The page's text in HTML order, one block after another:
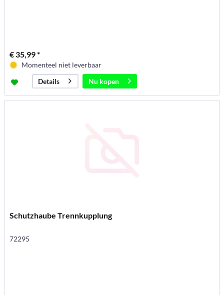
€ 35,99 *
Momenteel niet leverbaar
Details
Nu kopen
Schutzhaube Trennkupplung
72295